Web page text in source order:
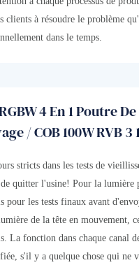
clients à résoudre le problème
dans le temps.
4 En 1 Poutre
/ COB 100W RVB 3
stricts dans les tests de
de quitter l'usine! Pour la
pour les tests finaux avant
de la tête en mouvement,
La fonction dans chaque canal
s'il y a quelque chose qui ne